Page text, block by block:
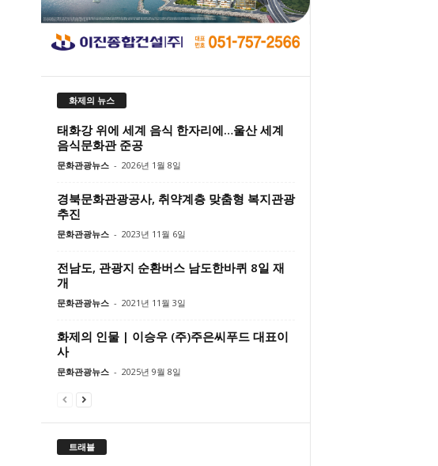
화제의 뉴스
태화강 위에 세계 음식 한자리에…울산 세계
음식문화관 준공
문화관광뉴스 - 2026년 1월 8일
경북문화관광공사, 취약계층 맞춤형 복지관광
추진
문화관광뉴스 - 2023년 11월 6일
전남도, 관광지 순환버스 남도한바퀴 8일 재
개
문화관광뉴스 - 2021년 11월 3일
화제의 인물 | 이승우 (주)주은씨푸드 대표이
사
문화관광뉴스 - 2025년 9월 8일
트래블